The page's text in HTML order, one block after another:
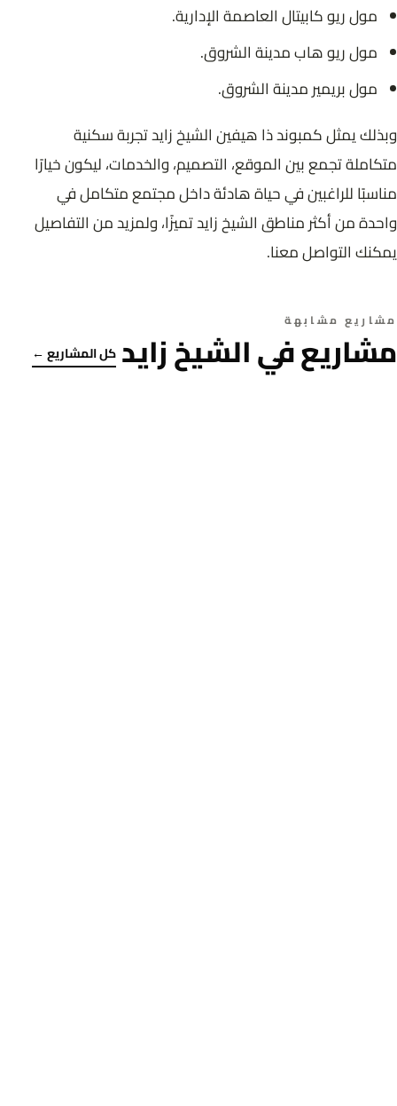
مول ريو كابيتال العاصمة الإدارية.
مول ريو هاب مدينة الشروق.
مول بريمير مدينة الشروق.
وبذلك يمثل كمبوند ذا هيفين الشيخ زايد تجربة سكنية
متكاملة تجمع بين الموقع، التصميم، والخدمات، ليكون خيارًا
مناسبًا للراغبين في حياة هادئة داخل مجتمع متكامل في
واحدة من أكثر مناطق الشيخ زايد تميزًا، ولمزيد من التفاصيل
يمكنك التواصل معنا.
مشاريع مشابهة
مشاريع في الشيخ زايد كل المشاريع ←